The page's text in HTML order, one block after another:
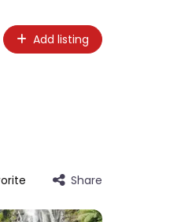
Add listing
Share